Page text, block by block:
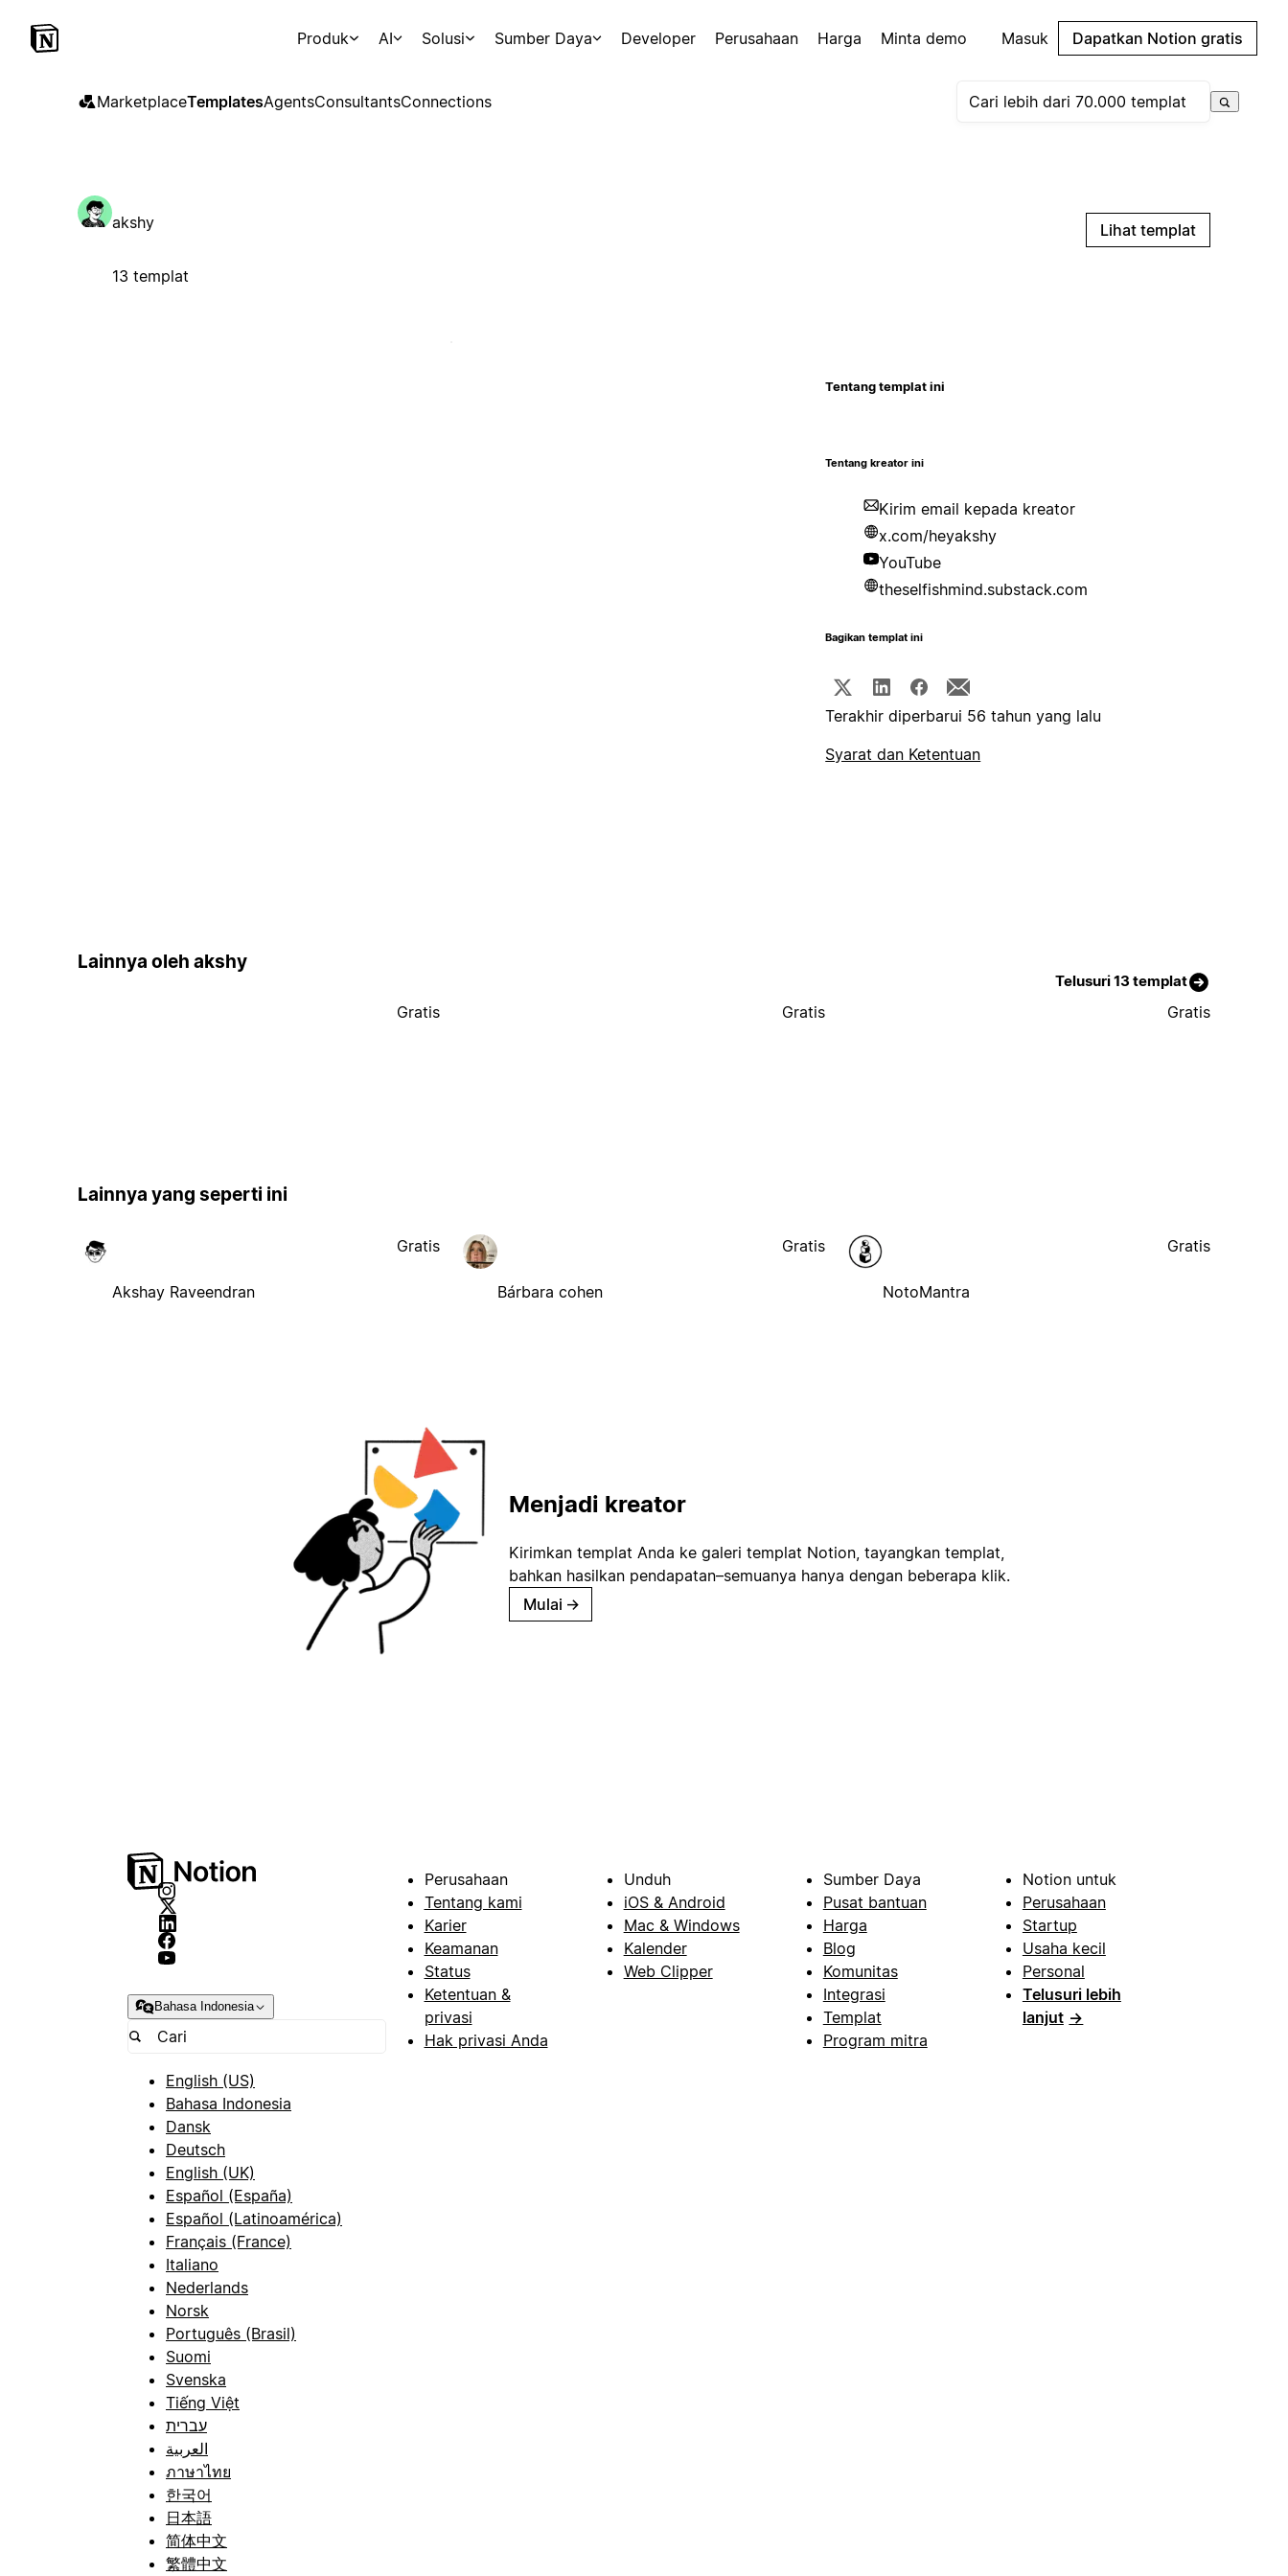
Produk AI Solusi Sumber Daya Developer Perusahaan Harga Minta demo Masuk Dapatkan Notion gratis
MarketplaceTemplatesAgentsConsultantsConnections
akshy
13 templat
Lihat templat
Tentang templat ini
Tentang kreator ini
Kirim email kepada kreator
x.com/heyakshy
YouTube
theselfishmind.substack.com
Bagikan templat ini
Terakhir diperbarui 56 tahun yang lalu
Syarat dan Ketentuan
Lainnya oleh akshy
Telusuri 13 templat
Gratis Gratis Gratis
Lainnya yang seperti ini
Akshay Raveendran
Gratis
Bárbara cohen
Gratis
NotoMantra
Gratis
Menjadi kreator
Kirimkan templat Anda ke galeri templat Notion, tayangkan templat,
bahkan hasilkan pendapatan–semuanya hanya dengan beberapa klik.
Mulai →
Bahasa Indonesia
English (US)
Bahasa Indonesia
Dansk
Deutsch
English (UK)
Español (España)
Español (Latinoamérica)
Français (France)
Italiano
Nederlands
Norsk
Português (Brasil)
Suomi
Svenska
Tiếng Việt
עברית
العربية
ภาษาไทย
한국어
日本語
简体中文
繁體中文
Perusahaan
Tentang kami
Karier
Keamanan
Status
Ketentuan &
privasi
Hak privasi Anda
Unduh
iOS & Android
Mac & Windows
Kalender
Web Clipper
Sumber Daya
Pusat bantuan
Harga
Blog
Komunitas
Integrasi
Templat
Program mitra
Notion untuk
Perusahaan
Startup
Usaha kecil
Personal
Telusuri lebih
lanjut →